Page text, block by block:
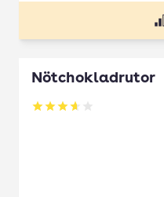
Nötchokladrutor
Betyg: 3.65 av 5